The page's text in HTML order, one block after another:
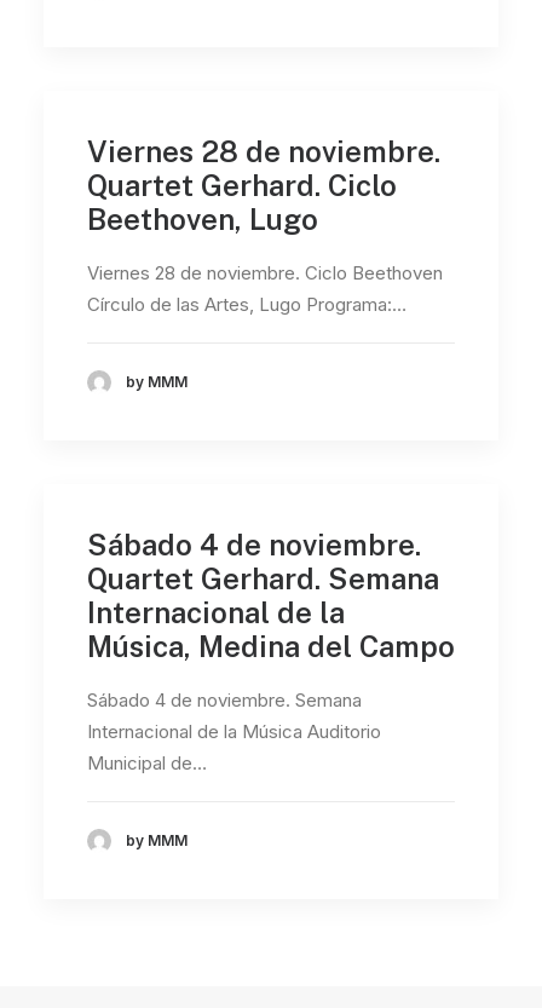
Viernes 28 de noviembre.
Quartet Gerhard. Ciclo
Beethoven, Lugo
Viernes 28 de noviembre. Ciclo Beethoven
Círculo de las Artes, Lugo Programa:…
by MMM
Sábado 4 de noviembre.
Quartet Gerhard. Semana
Internacional de la
Música, Medina del Campo
Sábado 4 de noviembre. Semana
Internacional de la Música Auditorio
Municipal de…
by MMM